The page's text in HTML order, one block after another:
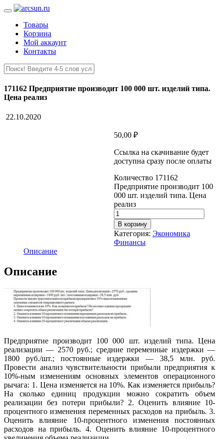
Товары
Корзина
Мой аккаунт
Контакты
171162 Предприятие производит 100 000 шт. изделий типа.
Цена реализ
22.10.2020
50,00 ₽
Ссылка на скачивание будет
доступна сразу после оплаты
Количество 171162
Предприятие производит 100
000 шт. изделий типа. Цена
реализ
В корзину
Категория: Экономика
Финансы
Описание
Описание
Предприятие производит 100 000 шт. изделий типа. Цена
реализации — 2570 руб.; средние переменные издержки —
1800 руб./шт.; постоянные издержки — 38,5 млн. руб.
Провести анализ чувствительности прибыли предприятия к
10%-ным изменениям основных элементов операционного
рычага: 1. Цена изменяется на 10%. Как изменяется прибыль?
На сколько единиц продукции можно сократить объем
реализации без потери прибыли? 2. Оценить влияние 10-
процентного изменения переменных расходов на прибыль. 3.
Оценить влияние 10-процентного изменения постоянных
расходов на прибыль. 4. Оценить влияние 10-процентного